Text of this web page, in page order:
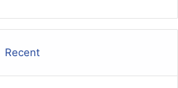
Recent